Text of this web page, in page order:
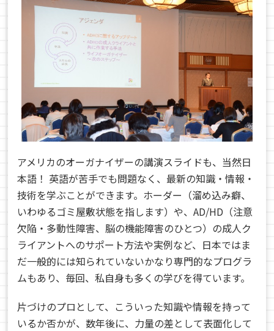
アメリカのオーガナイザーの講演スライドも、当然日
本語！ 英語が苦手でも問題なく、最新の知識・情報・
技術を学ぶことができます。ホーダー（溜め込み癖、
いわゆるゴミ屋敷状態を指します）や、AD/HD（注意
欠陥・多動性障害、脳の機能障害のひとつ）の成人ク
ライアントへのサポート方法や実例など、日本ではま
だ一般的には知られていないかなり専門的なプログラ
ムもあり、毎回、私自身も多くの学びを得ています。
片づけのプロとして、こういった知識や情報を持って
いるか否かが、数年後に、力量の差として表面化して